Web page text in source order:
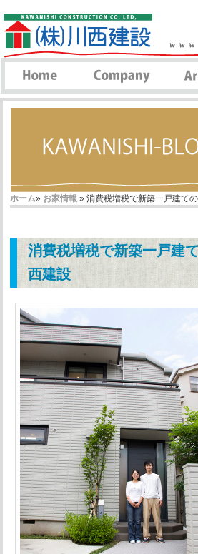
ホーム» お家情報 » 消費税増税で新築一戸建て
消費税増税で新築一戸建
西建設